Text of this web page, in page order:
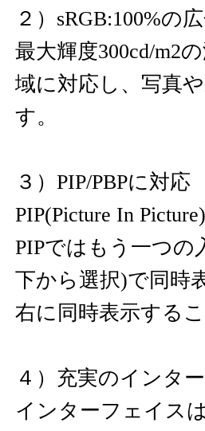
２）sRGB:100%の
最大輝度300cd/m2
域に対応し、写真
す。
３）PIP/PBPに対応
PIP(Picture In
PIPではもう一つの
下から選択)で同時
右に同時表示する
４）充実のインタ
インターフェイス